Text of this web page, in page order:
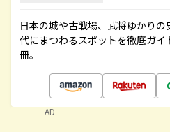
日本の城や古戦場、武将ゆかり
代にまつわるスポットを徹底ガ
冊。
AD